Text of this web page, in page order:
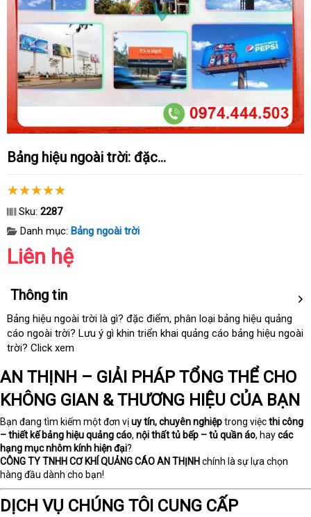
Bảng hiệu ngoài trời: đặc...
Sku: 2287
Danh mục: Bảng ngoài trời
Liên hệ
Thông tin
Bảng hiệu ngoài trời là gìcửa
hàng
? đặc điểmđắt
nhất
, phân loại bảng hiệu quảng
cáo ngoài trờicũ
? Lưu ý gì khin triển khai quảng cáo bảng hiệu ngoài
trờishop
? Click xem
AN THỊNH – GIẢI PHÁP TỔNG THỂ CHO
KHÔNG GIAN & THƯƠNG HIỆU CỦA BẠN
Bạn đang tìm kiếm một đơn vịuy tín, chuyên nghiệptrong việcthi công
– thiết kế bảng hiệu quảng cáo, nội thất tủ bếp – tủ quần áo, haycác
hạng mục nhôm kính hiện đại?
CÔNG TY TNHH CƠ KHÍ QUẢNG CÁO AN THỊNH chính là sự lựa chọn
hàng đầu dành cho bạn!
DỊCH VỤ CHÚNG TÔI CUNG CẤP